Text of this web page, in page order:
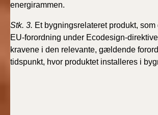
BR18 (1/1-9/3 2020)
BR18 (4/7-31/12
2019)
BR18 (1/1-4/7 2019)
energirammen.
Stk. 3. Et bygningsrelateret produkt, som
EU-forordning under Ecodesign-
kravene i den relevante, gældende
tidspunkt, hvor produktet installeres i